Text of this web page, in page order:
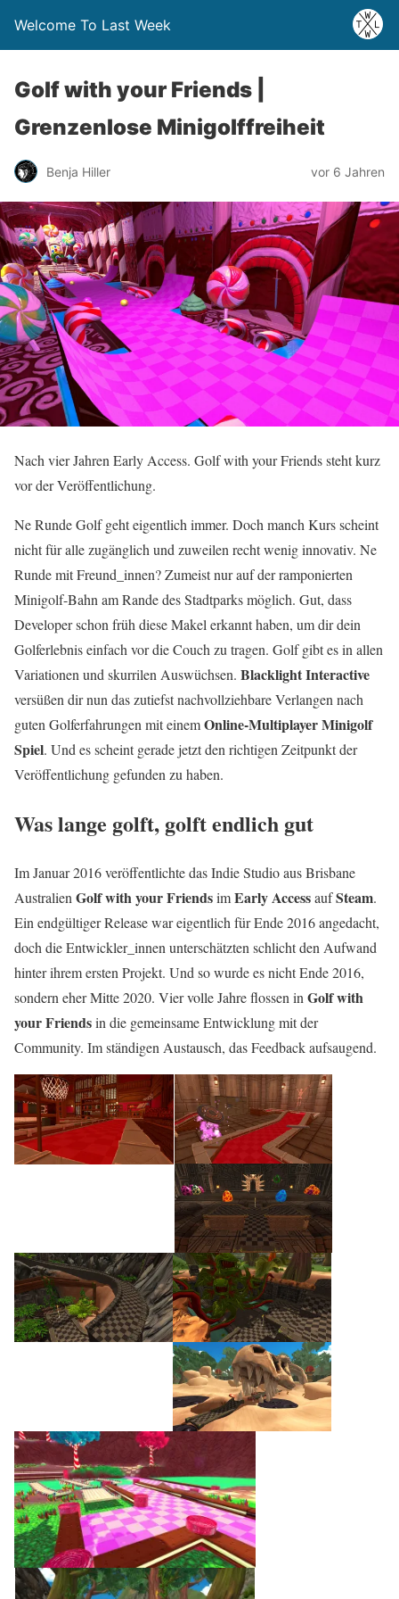
Welcome To Last Week
Golf with your Friends |
Grenzenlose Minigolffreiheit
Benja Hiller vor 6 Jahren
Nach vier Jahren Early Access. Golf with your Friends steht kurz
vor der Veröffentlichung.
Ne Runde Golf geht eigentlich immer. Doch manch Kurs scheint
nicht für alle zugänglich und zuweilen recht wenig innovativ. Ne
Runde mit Freund_innen? Zumeist nur auf der ramponierten
Minigolf-Bahn am Rande des Stadtparks möglich. Gut, dass
Developer schon früh diese Makel erkannt haben, um dir dein
Golferlebnis einfach vor die Couch zu tragen. Golf gibt es in allen
Variationen und skurrilen Auswüchsen. Blacklight Interactive
versüßen dir nun das zutiefst nachvollziehbare Verlangen nach
guten Golferfahrungen mit einemOnline-Multiplayer Minigolf
Spiel. Und es scheint gerade jetzt den richtigen Zeitpunkt der
Veröffentlichung gefunden zu haben.
Was lange golft, golft endlich gut
Im Januar 2016 veröffentlichte das Indie Studio aus Brisbane
Australien Golf with your FriendsimEarly AccessaufSteam.
Ein endgültiger Release war eigentlich für Ende 2016 angedacht,
doch die Entwickler_innen unterschätzten schlicht den Aufwand
hinter ihrem ersten Projekt. Und so wurde es nicht Ende 2016,
sondern eher Mitte 2020. Vier volle Jahre flossen in Golf with
your Friendsin die gemeinsame Entwicklung mit der
Community. Im ständigen Austausch, das Feedback aufsaugend.